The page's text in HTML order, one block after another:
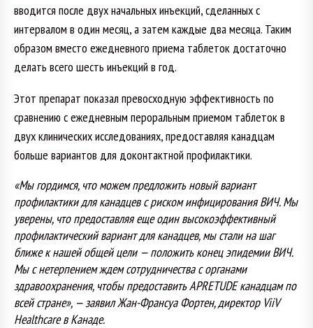
вводится после двух начальных инъекций, сделанных с
интервалом в один месяц, а затем каждые два месяца. Таким
образом вместо ежедневного приема таблеток достаточно
делать всего шесть инъекций в год.
Этот препарат показал превосходную эффективность по
сравнению с ежедневным пероральным приемом таблеток в
двух клинических исследованиях, предоставляя канадцам
больше вариантов для доконтактной профилактики.
«Мы гордимся, что можем предложить новый вариант
профилактики для канадцев с риском инфицирования ВИЧ. Мы
уверены, что предоставляя еще один высокоэффективный
профилактический вариант для канадцев, мы стали на шаг
ближе к нашей общей цели — положить конец эпидемии ВИЧ.
Мы с нетерпением ждем сотрудничества с органами
здравоохранения, чтобы предоставить APRETUDE канадцам по
всей стране», — заявил Жан-Франсуа Фортен, директор ViiV
Healthcare в Канаде.